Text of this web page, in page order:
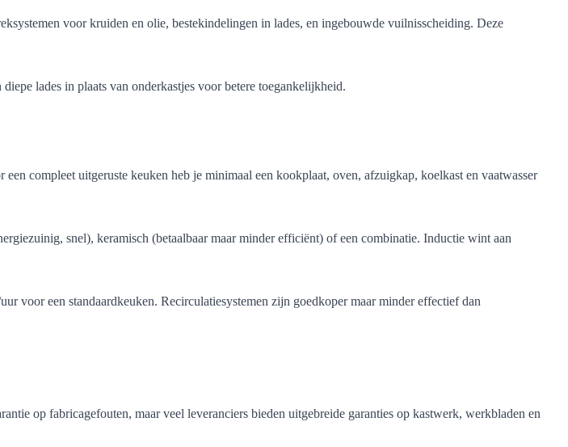
voor kruiden en olie, bestekindelingen in lades, en ingebouwde vuilnisscheiding. Deze
lades in plaats van onderkastjes voor betere toegankelijkheid.
compleet uitgeruste keuken heb je minimaal een kookplaat, oven, afzuigkap, koelkast en vaatwasser
snel), keramisch (betaalbaar maar minder efficiënt) of een combinatie. Inductie wint aan
voor een standaardkeuken. Recirculatiesystemen zijn goedkoper maar minder effectief dan
op fabricagefouten, maar veel leveranciers bieden uitgebreide garanties op kastwerk, werkbladen en